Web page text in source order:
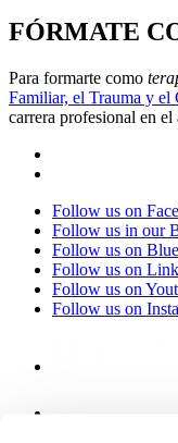
FÓRMATE
Para formarte como
Familiar, el Trauma y el
carrera profesional en el
Follow us on
Follow us in our
Follow us on
Follow us on
Follow us on
Follow us on